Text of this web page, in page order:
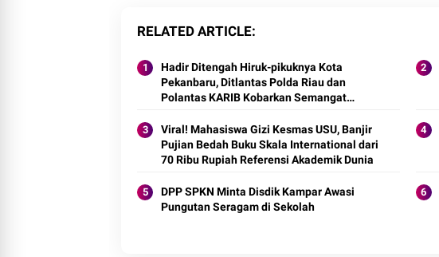
RELATED ARTICLE
Hadir Ditengah Hiruk-pikuknya Kota
Pekanbaru, Ditlantas Polda Riau dan
Polantas KARIB Kobarkan Semangat
Policing Jelang HUT RI Ke-81 Tahun
Viral! Mahasiswa Gizi Kesmas USU, Banjir
Pujian Bedah Buku Skala International dari
70 Ribu Rupiah Referensi Akademik Dunia
DPP SPKN Minta Disdik Kampar Awasi
Pungutan Seragam di Sekolah